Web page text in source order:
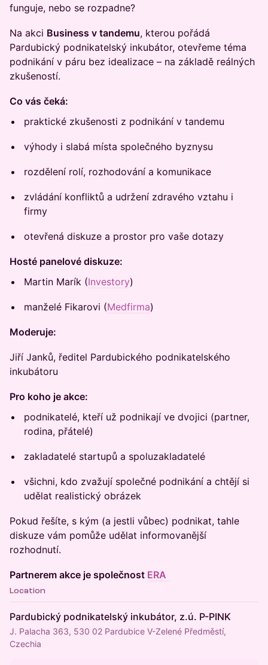
funguje, nebo se rozpadne?
Na akci Business v tandemu, kterou pořádá
Pardubický podnikatelský inkubátor, otevřeme téma
podnikání v páru bez idealizace – na základě reálných
zkušeností.
Co vás čeká:
praktické zkušenosti z podnikání v tandemu
výhody i slabá místa společného byznysu
rozdělení rolí, rozhodování a komunikace
zvládání konfliktů a udržení zdravého vztahu i
firmy
otevřená diskuze a prostor pro vaše dotazy
Hosté panelové diskuze:
Martin Marík (Investory)
manželé Fikarovi (Medfirma)
Moderuje:
Jiří Janků, ředitel Pardubického podnikatelského
inkubátoru
Pro koho je akce:
podnikatelé, kteří už podnikají ve dvojici (partner,
rodina, přátelé)
zakladatelé startupů a spoluzakladatelé
všichni, kdo zvažují společné podnikání a chtějí si
udělat realistický obrázek
Pokud řešíte, s kým (a jestli vůbec) podnikat, tahle
diskuze vám pomůže udělat informovanější
rozhodnutí.
Partnerem akce je společnost ERA
Location
Pardubický podnikatelský inkubátor, z.ú. P-PINK
J. Palacha 363, 530 02 Pardubice V-Zelené Předměstí,
Czechia